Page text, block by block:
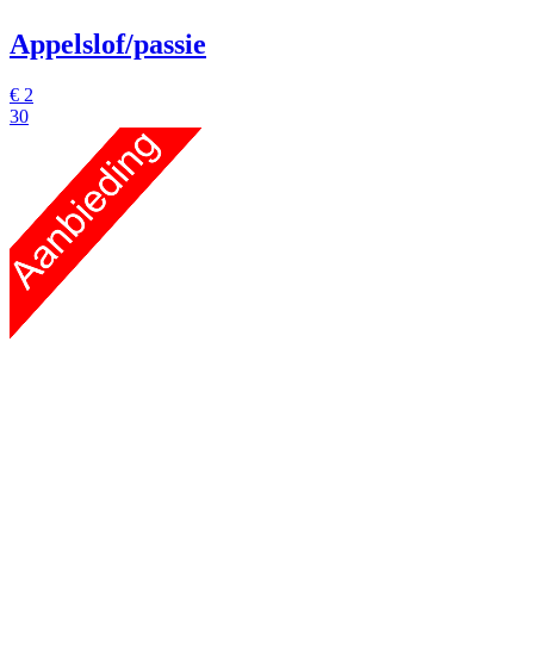
Appelslof/passie
€ 2
30